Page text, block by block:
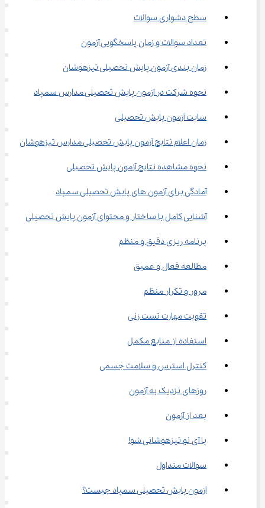
سطح دشواری سوالات
تعداد سوالات و زمان پاسخگویی آزمون
زمان بندی آزمون پایش تحصیلی تیزهوشان
نحوه شرکت در آزمون پایش تحصیلی مدارس سمپاد
سایت آزمون پایش تحصیلی
زمان اعلام نتایج آزمون پایش تحصیلی مدارس تیزهوشان
نحوه مشاهده نتایج آزمون پایش تحصیلی
آمادگی برای آزمون های پایش تحصیلی سمپاد
آشنایی کامل با ساختار و محتوای آزمون پایش تحصیلی
برنامه ریزی دقیق و منظم
مطالعه فعال و عمیق
مرور و تکرار منظم
تقویت مهارت تست زنی
استفاده از منابع مکمل
کنترل استرس و سلامت جسمی
روزهای نزدیک به آزمون
بعد از آزمون
با آی نو تیزهوشانی شو!
سوالات متداول
آزمون پایش تحصیلی سمپاد چیست؟